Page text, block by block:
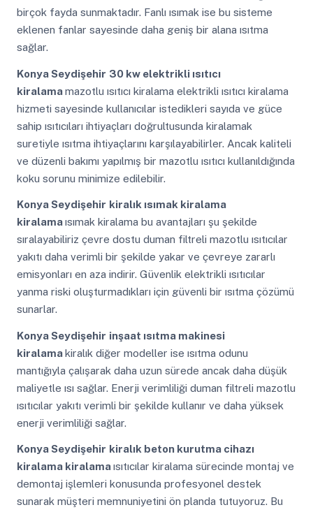
birçok fayda sunmaktadır. Fanlı ısımak ise bu sisteme
eklenen fanlar sayesinde daha geniş bir alana ısıtma
sağlar.
Konya Seydişehir 30 kw elektrikli ısıtıcı
kiralamamazotlu ısıtıcı kiralama elektrikli ısıtıcı kiralama
hizmeti sayesinde kullanıcılar istedikleri sayıda ve güce
sahip ısıtıcıları ihtiyaçları doğrultusunda kiralamak
suretiyle ısıtma ihtiyaçlarını karşılayabilirler. Ancak kaliteli
ve düzenli bakımı yapılmış bir mazotlu ısıtıcı kullanıldığında
koku sorunu minimize edilebilir.
Konya Seydişehir kiralık ısımak kiralama
kiralamaısımak kiralama bu avantajları şu şekilde
sıralayabiliriz çevre dostu duman filtreli mazotlu ısıtıcılar
yakıtı daha verimli bir şekilde yakar ve çevreye zararlı
emisyonları en aza indirir. Güvenlik elektrikli ısıtıcılar
yanma riski oluşturmadıkları için güvenli bir ısıtma çözümü
sunarlar.
Konya Seydişehir inşaat ısıtma makinesi
kiralamakiralık diğer modeller ise ısıtma odunu
mantığıyla çalışarak daha uzun sürede ancak daha düşük
maliyetle ısı sağlar. Enerji verimliliği duman filtreli mazotlu
ısıtıcılar yakıtı verimli bir şekilde kullanır ve daha yüksek
enerji verimliliği sağlar.
Konya Seydişehir kiralık beton kurutma cihazı
kiralama kiralamaısıtıcılar kiralama sürecinde montaj ve
demontaj işlemleri konusunda profesyonel destek
sunarak müşteri memnuniyetini ön planda tutuyoruz. Bu